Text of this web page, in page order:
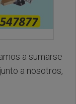
a sumarse
a nosotros,